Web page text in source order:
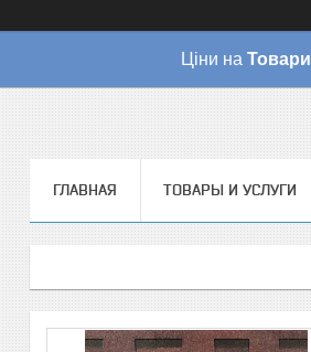
Ціни на Товари
ГЛАВНАЯ ТОВАРЫ И УСЛУГИ